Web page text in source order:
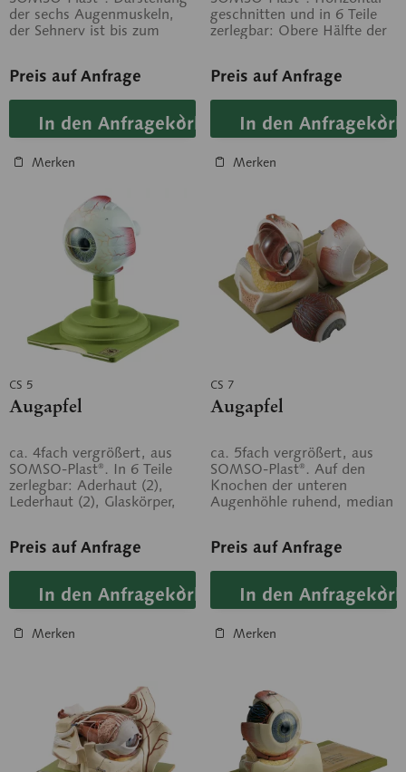
der sechs Augenmuskeln,
der Sehnerv ist bis zum
Preis auf Anfrage
In den Anfragekorb
Merken
geschnitten und in 6 Teile
zerlegbar: Obere Hälfte der
Preis auf Anfrage
In den Anfragekorb
Merken
CS 5
Augapfel
ca. 4fach vergrößert, aus
SOMSO-Plast®. In 6 Teile
zerlegbar: Aderhaut (2),
Lederhaut (2), Glaskörper,
Preis auf Anfrage
In den Anfragekorb
Merken
CS 7
Augapfel
ca. 5fach vergrößert, aus
SOMSO-Plast®. Auf den
Knochen der unteren
Augenhöhle ruhend, median
Preis auf Anfrage
In den Anfragekorb
Merken